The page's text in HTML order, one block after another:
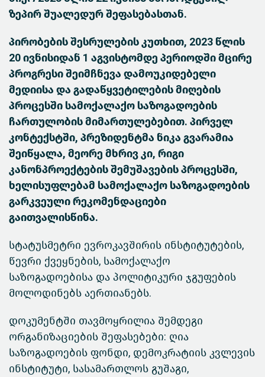
ზეპირ შუალედურ შეფასებასთან.
პირობების შესრულების კუთხით, 2023 წლის
20 ივნისიდან 1 აგვისტომდე პერიოდში მცირე
პროგრესი შეიმჩნევა დამოუკიდებელი
მედიისა და გადაწყვეტილების მიღების
პროცესში სამოქალაქო საზოგადოების
ჩართულობის მიმართულებებით. პირველ
კონტექსტში, პრეზიდენტმა ნიკა გვარამია
შეიწყალა, მეორე მხრივ კი, რიგი
კანონპროექტების შემუშავების პროცესში,
ხელისუფლებამ სამოქალაქო საზოგადოების
გარკვეული რეკომენდაციები
გაითვალისწინა.
სტატუსმეტრი ევროკავშირის ინსტიტუტების,
წევრი ქვეყნების, სამოქალაქო
საზოგადოებისა და პოლიტიკური ჯგუფების
მოლოდინებს აერთიანებს.
დოკუმენტში თავმოყრილია შემდეგი
ორგანიზაციების შეფასებები: ღია
საზოგადოების ფონდი, დემოკრატიის კვლევის
ინსტიტუტი, სასამართლოს გუშაგი,